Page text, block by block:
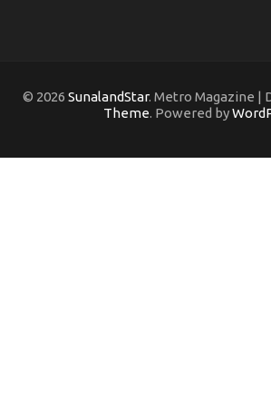
© 2026 SunalandStar. Metro Magazine |
Theme. Powered by